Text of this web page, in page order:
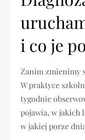
i co je
Zanim zmienimy
W praktyce
tygodnie
pojawia, w jakich
w jakiej porze